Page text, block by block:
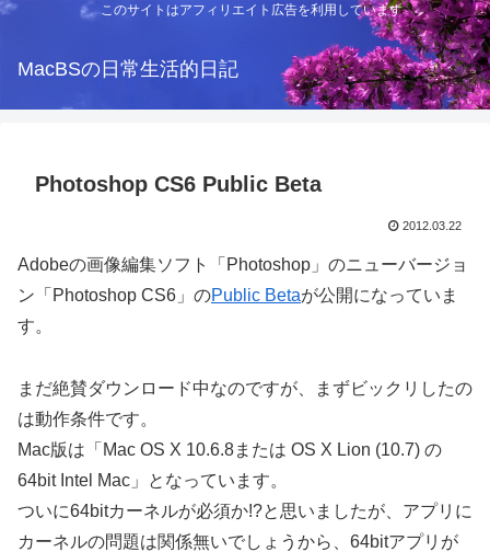
このサイトはアフィリエイト広告を利用しています
MacBSの日常生活的日記
Photoshop CS6 Public Beta
2012.03.22
Adobeの画像編集ソフト「Photoshop」のニューバージョ
ン「Photoshop CS6」のPublic Betaが公開になっていま
す。
まだ絶賛ダウンロード中なのですが、まずビックリしたの
は動作条件です。
Mac版は「Mac OS X 10.6.8または OS X Lion (10.7) の
64bit Intel Mac」となっています。
ついに64bitカーネルが必須か!?と思いましたが、アプリに
カーネルの問題は関係無いでしょうから、64bitアプリが